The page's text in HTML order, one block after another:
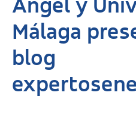
Ángel y
Málaga
blog